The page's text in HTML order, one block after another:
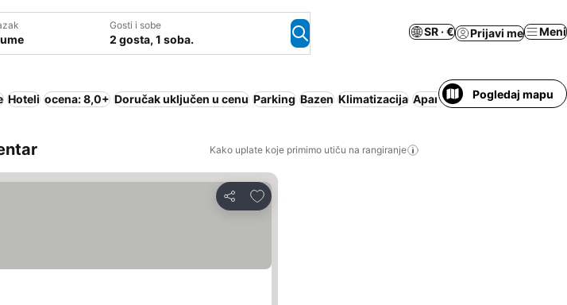
Gosti i sobe
2 gosta, 1 soba.
SR · € Prijavi me Meni
Hoteli ocena: 8,0+ Doručak uključen u cenu Parking Bazen Klimatizacija Apart hotel Polupansion
Pogledaj mapu
Kako uplate koje primimo utiču na rangiranje
Deli
Dodati u favorite